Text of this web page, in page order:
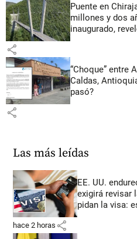
Puente en
millones y dos
inaugurado,
share
“Choque” entre
Caldas,
pasó?
share
Las más leídas
EE. UU.
exigirá revisar
pidan la visa:
hace 2 horas share